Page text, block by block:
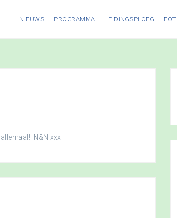
NIEUWS PROGRAMMA LEIDINGSPLOEG
N&N xxx